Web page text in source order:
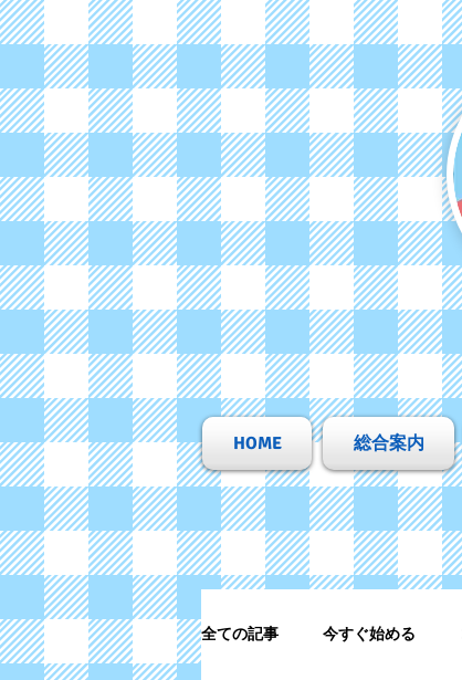
HOME 総合案内
全ての記事 今すぐ始める